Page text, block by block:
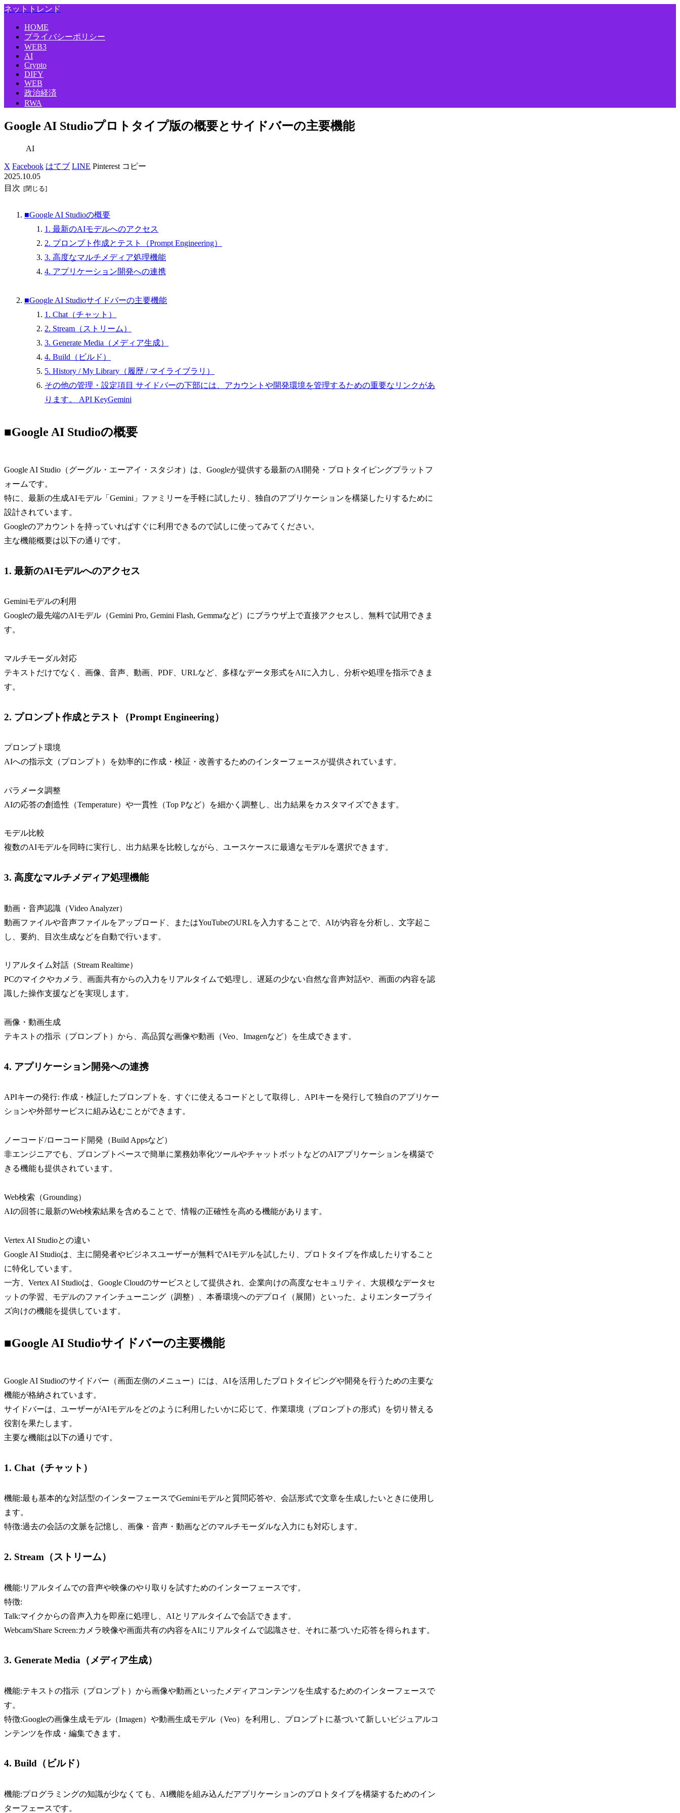
ネットトレンド
HOME
プライバシーポリシー
WEB3
AI
Crypto
DIFY
WEB
政治経済
RWA
Google AI Studioプロトタイプ版の概要とサイドバーの主要機能
AI
X Facebook はてブ LINE Pinterest コピー
2025.10.05
目次
■Google AI Studioの概要
1. 最新のAIモデルへのアクセス
2. プロンプト作成とテスト（Prompt Engineering）
3. 高度なマルチメディア処理機能
4. アプリケーション開発への連携
■Google AI Studioサイドバーの主要機能
1. Chat（チャット）
2. Stream（ストリーム）
3. Generate Media（メディア生成）
4. Build（ビルド）
5. History / My Library（履歴 / マイライブラリ）
その他の管理・設定項目 サイドバーの下部には、アカウントや開発環境を管理するための重要なリンクがあ
ります。 API KeyGemini
■Google AI Studioの概要
Google AI Studio（グーグル・エーアイ・スタジオ）は、Googleが提供する最新のAI開発・プロトタイピングプラットフ
ォームです。
特に、最新の生成AIモデル「Gemini」ファミリーを手軽に試したり、独自のアプリケーションを構築したりするために
設計されています。
Googleのアカウントを持っていればすぐに利用できるので試しに使ってみてください。
主な機能概要は以下の通りです。
1. 最新のAIモデルへのアクセス
Geminiモデルの利用
Googleの最先端のAIモデル（Gemini Pro, Gemini Flash, Gemmaなど）にブラウザ上で直接アクセスし、無料で試用できま
す。
マルチモーダル対応
テキストだけでなく、画像、音声、動画、PDF、URLなど、多様なデータ形式をAIに入力し、分析や処理を指示できま
す。
2. プロンプト作成とテスト（Prompt Engineering）
プロンプト環境
AIへの指示文（プロンプト）を効率的に作成・検証・改善するためのインターフェースが提供されています。
パラメータ調整
AIの応答の創造性（Temperature）や一貫性（Top Pなど）を細かく調整し、出力結果をカスタマイズできます。
モデル比較
複数のAIモデルを同時に実行し、出力結果を比較しながら、ユースケースに最適なモデルを選択できます。
3. 高度なマルチメディア処理機能
動画・音声認識（Video Analyzer）
動画ファイルや音声ファイルをアップロード、またはYouTubeのURLを入力することで、AIが内容を分析し、文字起こ
し、要約、目次生成などを自動で行います。
リアルタイム対話（Stream Realtime）
PCのマイクやカメラ、画面共有からの入力をリアルタイムで処理し、遅延の少ない自然な音声対話や、画面の内容を認
識した操作支援などを実現します。
画像・動画生成
テキストの指示（プロンプト）から、高品質な画像や動画（Veo、Imagenなど）を生成できます。
4. アプリケーション開発への連携
APIキーの発行: 作成・検証したプロンプトを、すぐに使えるコードとして取得し、APIキーを発行して独自のアプリケー
ションや外部サービスに組み込むことができます。
ノーコード/ローコード開発（Build Appsなど）
非エンジニアでも、プロンプトベースで簡単に業務効率化ツールやチャットボットなどのAIアプリケーションを構築で
きる機能も提供されています。
Web検索（Grounding）
AIの回答に最新のWeb検索結果を含めることで、情報の正確性を高める機能があります。
Vertex AI Studioとの違い
Google AI Studioは、主に開発者やビジネスユーザーが無料でAIモデルを試したり、プロトタイプを作成したりすること
に特化しています。
一方、Vertex AI Studioは、Google Cloudのサービスとして提供され、企業向けの高度なセキュリティ、大規模なデータセ
ットの学習、モデルのファインチューニング（調整）、本番環境へのデプロイ（展開）といった、よりエンタープライ
ズ向けの機能を提供しています。
■Google AI Studioサイドバーの主要機能
Google AI Studioのサイドバー（画面左側のメニュー）には、AIを活用したプロトタイピングや開発を行うための主要な
機能が格納されています。
サイドバーは、ユーザーがAIモデルをどのように利用したいかに応じて、作業環境（プロンプトの形式）を切り替える
役割を果たします。
主要な機能は以下の通りです。
1. Chat（チャット）
機能:最も基本的な対話型のインターフェースでGeminiモデルと質問応答や、会話形式で文章を生成したいときに使用し
ます。
特徴:過去の会話の文脈を記憶し、画像・音声・動画などのマルチモーダルな入力にも対応します。
2. Stream（ストリーム）
機能:リアルタイムでの音声や映像のやり取りを試すためのインターフェースです。
特徴:
Talk:マイクからの音声入力を即座に処理し、AIとリアルタイムで会話できます。
Webcam/Share Screen:カメラ映像や画面共有の内容をAIにリアルタイムで認識させ、それに基づいた応答を得られます。
3. Generate Media（メディア生成）
機能:テキストの指示（プロンプト）から画像や動画といったメディアコンテンツを生成するためのインターフェースで
す。
特徴:Googleの画像生成モデル（Imagen）や動画生成モデル（Veo）を利用し、プロンプトに基づいて新しいビジュアルコ
ンテンツを作成・編集できます。
4. Build（ビルド）
機能:プログラミングの知識が少なくても、AI機能を組み込んだアプリケーションのプロトタイプを構築するためのイン
ターフェースです。